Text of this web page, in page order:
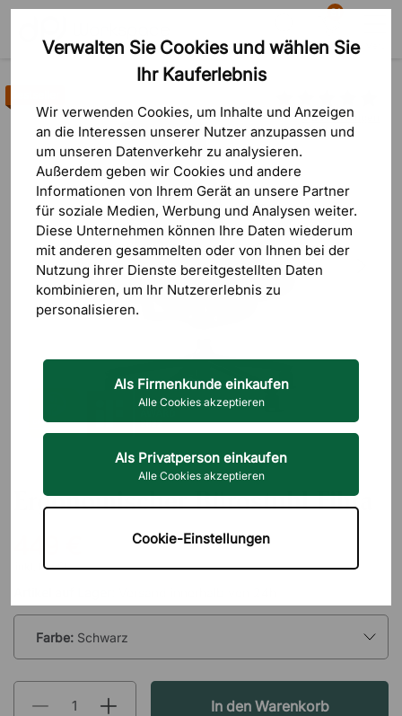
Verwalten Sie Cookies und wählen Sie
Ihr Kauferlebnis
Wir verwenden Cookies, um Inhalte und Anzeigen
an die Interessen unserer Nutzer anzupassen und
um unseren Datenverkehr zu analysieren.
Außerdem geben wir Cookies und andere
Informationen von Ihrem Gerät an unsere Partner
für soziale Medien, Werbung und Analysen weiter.
Diese Unternehmen können Ihre Daten wiederum
mit anderen gesammelten oder von Ihnen bei der
Nutzung ihrer Dienste bereitgestellten Daten
kombinieren, um Ihr Nutzererlebnis zu
personalisieren.
Als Firmenkunde einkaufen
Alle Cookies akzeptieren
Als Privatperson einkaufen
Alle Cookies akzeptieren
Cookie-Einstellungen
Suche
81
Warenkorb
5 Bewertungen
Ergonomischer Bürostuhl Fibra
inkl. MwSt.
Farbe: Schwarz
In den Warenkorb